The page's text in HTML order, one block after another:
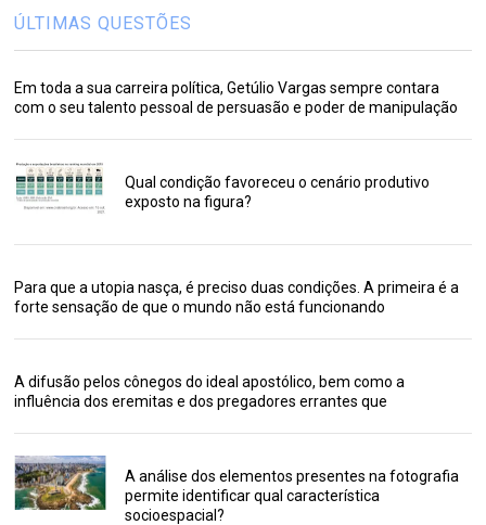
ÚLTIMAS QUESTÕES
Em toda a sua carreira política, Getúlio Vargas sempre contara
com o seu talento pessoal de persuasão e poder de manipulação
Qual condição favoreceu o cenário produtivo
exposto na figura?
Para que a utopia nasça, é preciso duas condições. A primeira é a
forte sensação de que o mundo não está funcionando
A difusão pelos cônegos do ideal apostólico, bem como a
influência dos eremitas e dos pregadores errantes que
A análise dos elementos presentes na fotografia
permite identificar qual característica
socioespacial?